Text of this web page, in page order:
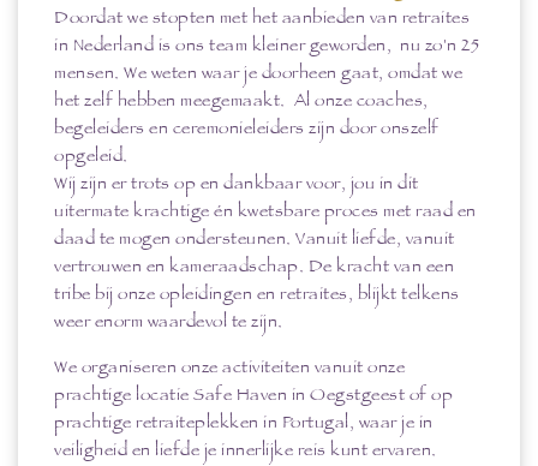
Doordat we stopten met het aanbieden van retraites
in Nederland is ons team kleiner geworden, nu zo'n 25
mensen. We weten waar je doorheen gaat, omdat we
het zelf hebben meegemaakt. Al onze coaches,
begeleiders en ceremonieleiders zijn door onszelf
opgeleid.
Wij zijn er trots op en dankbaar voor, jou in dit
uitermate krachtige én kwetsbare proces met raad en
daad te mogen ondersteunen. Vanuit liefde, vanuit
vertrouwen en kameraadschap. De kracht van een
tribe bij onze opleidingen en retraites, blijkt telkens
weer enorm waardevol te zijn.
We organiseren onze activiteiten vanuit onze
prachtige locatie Safe Haven in Oegstgeest of op
prachtige retraiteplekken in Portugal, waar je in
veiligheid en liefde je innerlijke reis kunt ervaren.